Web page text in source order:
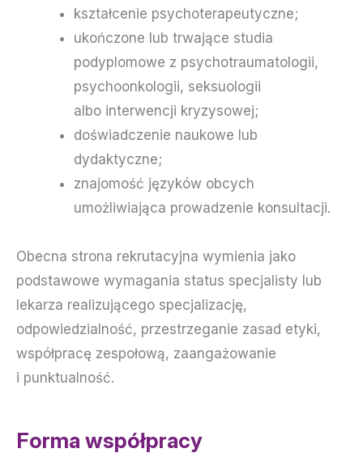
kształcenie psychoterapeutyczne;
ukończone lub trwające studia
podyplomowe z psychotraumatologii,
psychoonkologii, seksuologii
albo interwencji kryzysowej;
doświadczenie naukowe lub
dydaktyczne;
znajomość języków obcych
umożliwiająca prowadzenie konsultacji.
Obecna strona rekrutacyjna wymienia jako
podstawowe wymagania status specjalisty lub
lekarza realizującego specjalizację,
odpowiedzialność, przestrzeganie zasad etyki,
współpracę zespołową, zaangażowanie
i punktualność.
Forma współpracy